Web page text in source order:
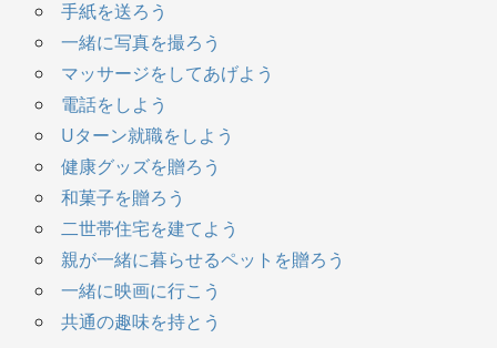
手紙を送ろう
一緒に写真を撮ろう
マッサージをしてあげよう
電話をしよう
Uターン就職をしよう
健康グッズを贈ろう
和菓子を贈ろう
二世帯住宅を建てよう
親が一緒に暮らせるペットを贈ろう
一緒に映画に行こう
共通の趣味を持とう